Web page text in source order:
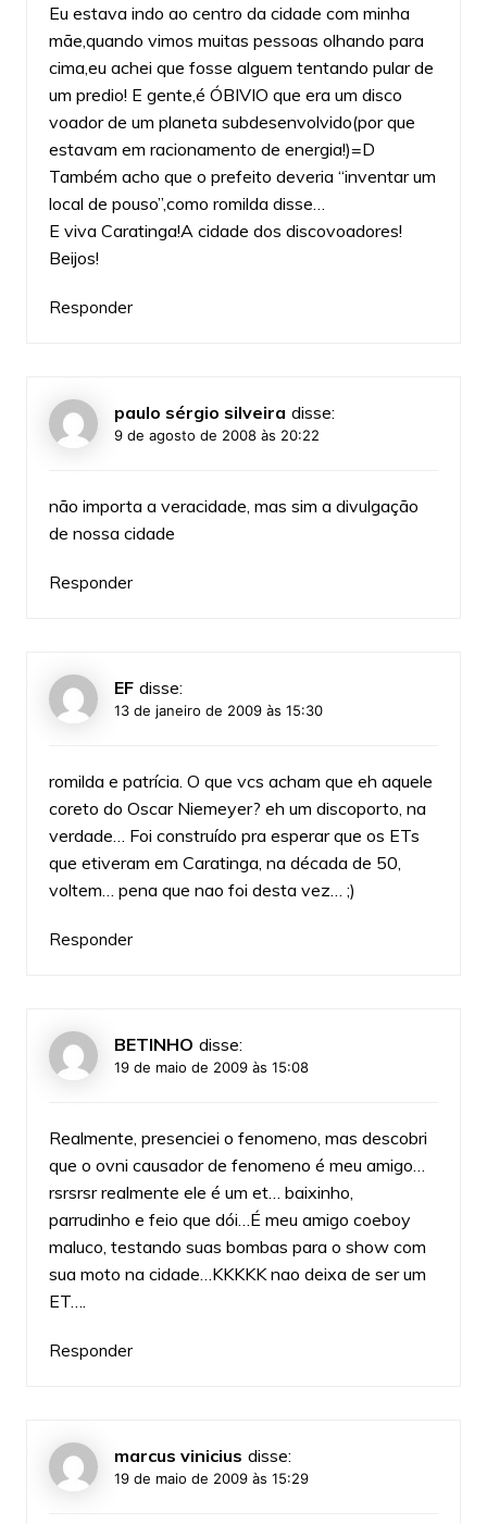
Eu estava indo ao centro da cidade com minha
mãe,quando vimos muitas pessoas olhando para
cima,eu achei que fosse alguem tentando pular de
um predio! E gente,é ÓBIVIO que era um disco
voador de um planeta subdesenvolvido(por que
estavam em racionamento de energia!)=D
Também acho que o prefeito deveria “inventar um
local de pouso”,como romilda disse…
E viva Caratinga!A cidade dos discovoadores!
Beijos!
Responder
paulo sérgio silveira disse:
9 de agosto de 2008 às 20:22
não importa a veracidade, mas sim a divulgação
de nossa cidade
Responder
EF disse:
13 de janeiro de 2009 às 15:30
romilda e patrícia. O que vcs acham que eh aquele
coreto do Oscar Niemeyer? eh um discoporto, na
verdade… Foi construído pra esperar que os ETs
que etiveram em Caratinga, na década de 50,
voltem… pena que nao foi desta vez… ;)
Responder
BETINHO disse:
19 de maio de 2009 às 15:08
Realmente, presenciei o fenomeno, mas descobri
que o ovni causador de fenomeno é meu amigo…
rsrsrsr realmente ele é um et… baixinho,
parrudinho e feio que dói…É meu amigo coeboy
maluco, testando suas bombas para o show com
sua moto na cidade…KKKKK nao deixa de ser um
ET….
Responder
marcus vinicius disse:
19 de maio de 2009 às 15:29